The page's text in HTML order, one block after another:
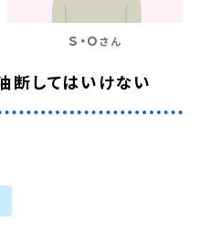
Ｓ・Ｏさん
断してはいけない